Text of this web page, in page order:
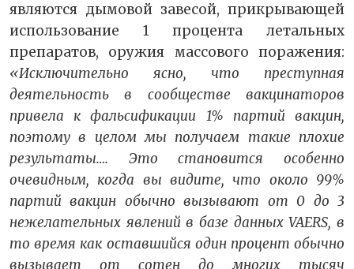
являются дымовой завесой, прикрывающей
использование 1 процента летальных
препаратов, оружия массового поражения:
«Исключительно ясно, что преступная
деятельность в сообществе вакцинаторов
привела к фальсификации 1% партий вакцин,
поэтому в целом мы получаем такие плохие
результаты…. Это становится особенно
очевидным, когда вы видите, что около 99%
партий вакцин обычно вызывают от 0 до 3
нежелательных явлений в базе данных VAERS, в
то время как оставшийся один процент обычно
вызывает от сотен до многих тысяч